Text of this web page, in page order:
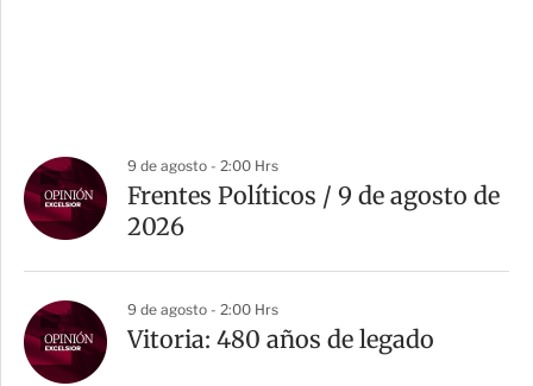
9 de agosto - 2:00 Hrs
Frentes Políticos / 9 de agosto de
2026
9 de agosto - 2:00 Hrs
Vitoria: 480 años de legado